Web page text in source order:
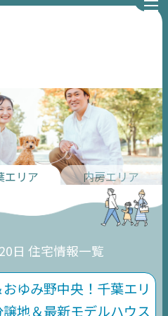
エリア 内房エリア
日 住宅情報一覧
ゆみ野中央！千葉エリ
地＆最新モデルハウス